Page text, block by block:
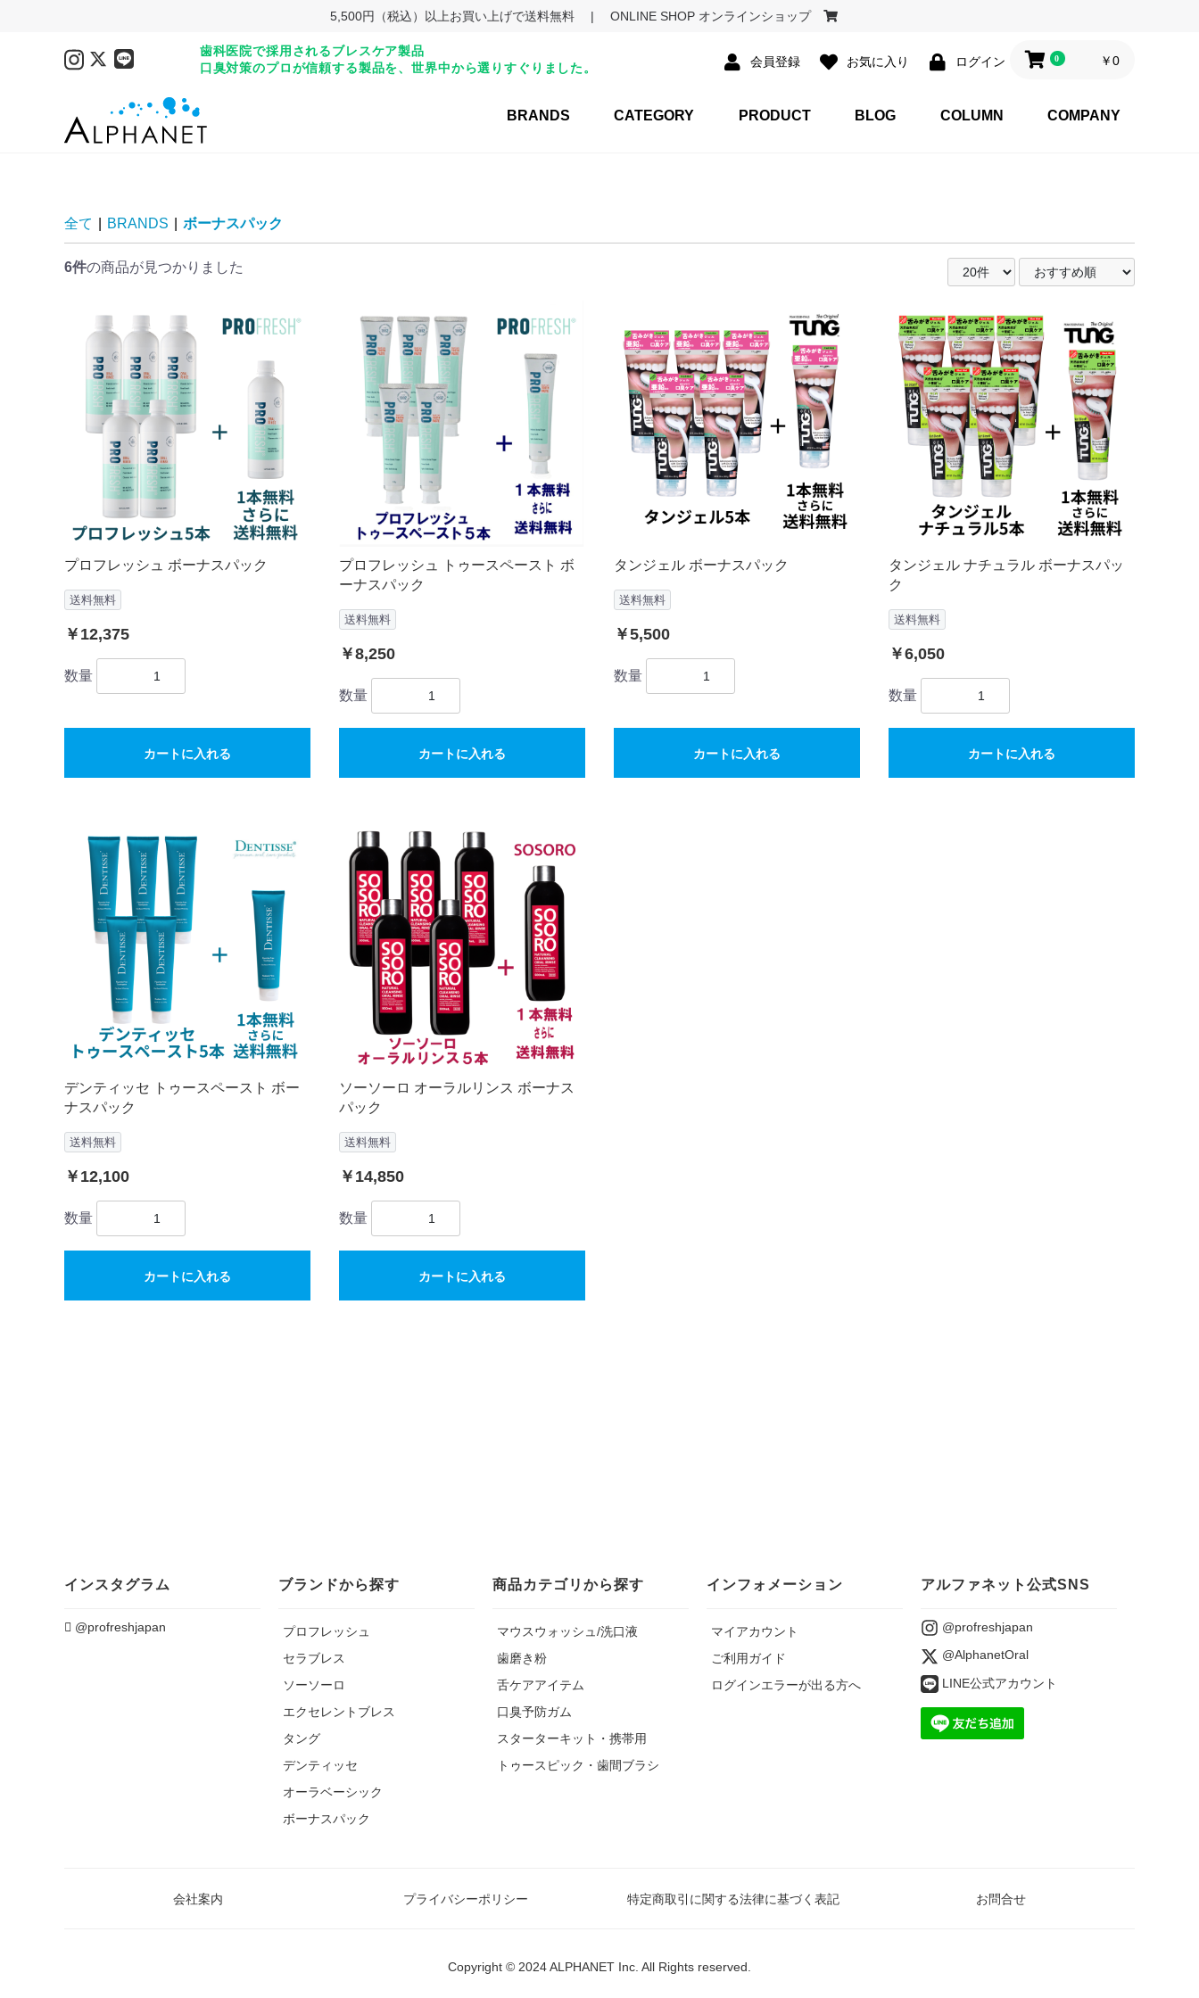
5,500円（税込）以上お買い上げで送料無料 | ONLINE SHOP オンラインショップ
歯科医院で採用されるブレスケア製品
口臭対策のプロが信頼する製品を、世界中から選りすぐりました。
会員登録 お気に入り ログイン 0 ￥0
BRANDS CATEGORY PRODUCT BLOG COLUMN COMPANY
全て BRANDS ボーナスパック
6件の商品が見つかりました
プロフレッシュ ボーナスパック
送料無料
￥12,375
数量
カートに入れる
プロフレッシュ トゥースペースト ボ
ーナスパック
送料無料
￥8,250
数量
カートに入れる
タンジェル ボーナスパック
送料無料
￥5,500
数量
カートに入れる
タンジェル ナチュラル ボーナスパッ
ク
送料無料
￥6,050
数量
カートに入れる
デンティッセ トゥースペースト ボー
ナスパック
送料無料
￥12,100
数量
カートに入れる
ソーソーロ オーラルリンス ボーナス
パック
送料無料
￥14,850
数量
カートに入れる
インスタグラム
@profreshjapan
ブランドから探す
プロフレッシュ
セラブレス
ソーソーロ
エクセレントブレス
タング
デンティッセ
オーラベーシック
ボーナスパック
商品カテゴリから探す
マウスウォッシュ/洗口液
歯磨き粉
舌ケアアイテム
口臭予防ガム
スターターキット・携帯用
トゥースピック・歯間ブラシ
インフォメーション
マイアカウント
ご利用ガイド
ログインエラーが出る方へ
アルファネット公式SNS
@profreshjapan
@AlphanetOral
LINE公式アカウント
会社案内 プライバシーポリシー 特定商取引に関する法律に基づく表記 お問合せ
Copyright © 2024 ALPHANET Inc. All Rights reserved.